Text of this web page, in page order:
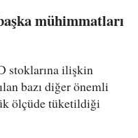
mühimmatları
stoklarına ilişkin
bazı diğer önemli
ölçüde tüketildiği